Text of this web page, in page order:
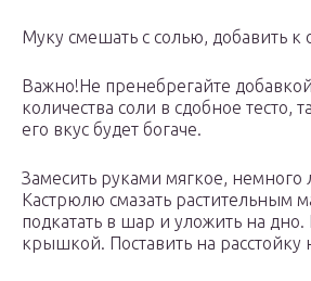
Муку смешать с солью, добавить к
Важно!Не пренебрегайте
количества соли в сдобное тесто,
его вкус будет богаче.
Замесить руками мягкое, немного
Кастрюлю смазать растительным
подкатать в шар и уложить на
крышкой. Поставить на расстойку